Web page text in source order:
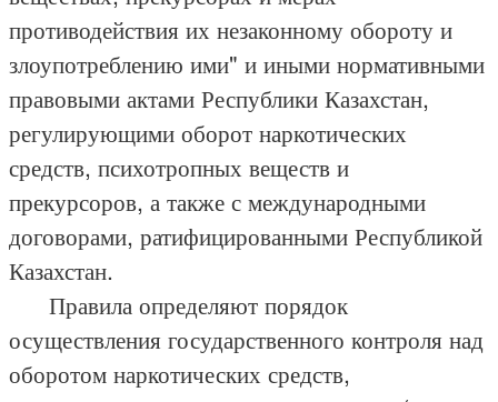
противодействия их незаконному обороту и
злоупотреблению ими" и иными нормативными
правовыми актами Республики Казахстан,
регулирующими оборот наркотических
средств, психотропных веществ и
прекурсоров, а также с международными
договорами, ратифицированными Республикой
Казахстан.
Правила определяют порядок
осуществления государственного контроля над
оборотом наркотических средств,